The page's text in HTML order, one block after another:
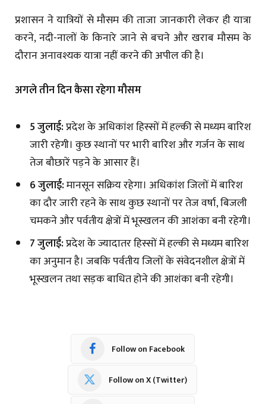
प्रशासन ने यात्रियों से मौसम की ताजा जानकारी लेकर ही यात्रा
करने, नदी-नालों के किनारे जाने से बचने और खराब मौसम के
दौरान अनावश्यक यात्रा नहीं करने की अपील की है।
अगले तीन दिन कैसा रहेगा मौसम
5 जुलाई:प्रदेश के अधिकांश हिस्सों में हल्की से मध्यम बारिश
जारी रहेगी। कुछ स्थानों पर भारी बारिश और गर्जन के साथ
तेज बौछारें पड़ने के आसार हैं।
6 जुलाई:मानसून सक्रिय रहेगा। अधिकांश जिलों में बारिश
का दौर जारी रहने के साथ कुछ स्थानों पर तेज वर्षा, बिजली
चमकने और पर्वतीय क्षेत्रों में भूस्खलन की आशंका बनी रहेगी।
7 जुलाई:प्रदेश के ज्यादातर हिस्सों में हल्की से मध्यम बारिश
का अनुमान है। जबकि पर्वतीय जिलों के संवेदनशील क्षेत्रों में
भूस्खलन तथा सड़क बाधित होने की आशंका बनी रहेगी।
Follow on Facebook
Follow on X (Twitter)